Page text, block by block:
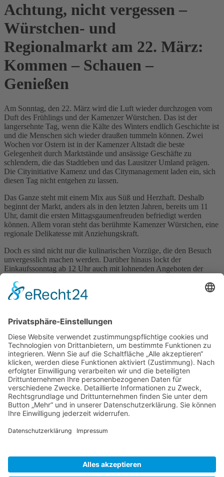
Achtung, nicht vergessen –
Würstchen- und
Regionalmarkt am 22. März:
Kommen – Schauen –
Genießen
Am Sonntag, den 22. März wird die Luft wieder durchzogen vom
Duft des Frühlings und der Kamenzer Würstchen. Das ist der
langersehnte Tag, wenn die Kälte des Winters endlich Geschichte ist
und die Menschen sich wieder draußen tummeln können. Zwei
Wochen vor Ostern ist in der Kamenzer Altstadt die beste
Gelegenheit durch Marktstände und ansässige Geschäfte zu
schlendern, die das Stadtleben und das Lausitzer Umland prägen.
Die Cityinitiative Kamenz und das Citymanagement laden ein, sich
diesen Tag nicht entgehen zu lassen.
Das Ganze steht mit einem Mix aus Süß und Herzhaft. Deshalb
beginnt der Markt, anders als in den letzten Jahren, bereits um 11
Uhr, damit die ersten Mittagsgaumenfreuden befriedigt werden
können. Allem voran steht das berühmte Kamenzer Würstchen, eine
regionale Delikatesse mit Anziehungskraft.
Doch es sind nicht nur die kulinarischen Vorzüge, die den Besuch
unvergesslich machen werden. Darüber hinaus lockt der
Einkaufssonntag ab 12 Uhr auch mit lohnenden Angeboten der
Kamenz eingestellt“ – könnte man sagen, denn der gute
Branchenmix in Kamenz bietet nahezu alles, was der Mensch zum
Der Einkaufssonntag mit dem Kamenzer Würstchen- und
Winkel die Besucher kommen – beim gemeinsamen Essen, Trinken,
Einkaufen, Spielen, Musizieren, Rätseln, Basteln, Schauspielern und
Lachen scheint Zusammengehörigkeit das wichtigste, was zählt.
Der Programm-Flyer kann unter Websitewww.kamenzer-
wuerstchen.com/wuerstchenmarkt.htmleingesehen werden.
Zurück
»facebook.com/kamenz.news »facebook.com/rathaus.kamenz
»facebook.com/Kamenz.Tourismus
»instagramm.com/kamenz_tourismus
»Kontakt